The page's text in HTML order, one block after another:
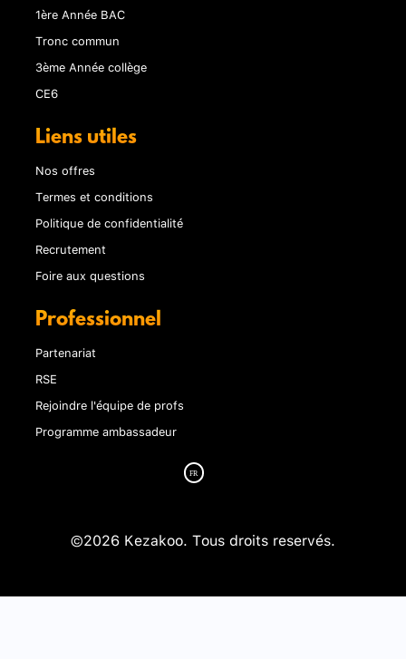
1ère Année BAC
Tronc commun
3ème Année collège
CE6
Liens utiles
Nos offres
Termes et conditions
Politique de confidentialité
Recrutement
Foire aux questions
Professionnel
Partenariat
RSE
Rejoindre l'équipe de profs
Programme ambassadeur
©2026 Kezakoo. Tous droits reservés.